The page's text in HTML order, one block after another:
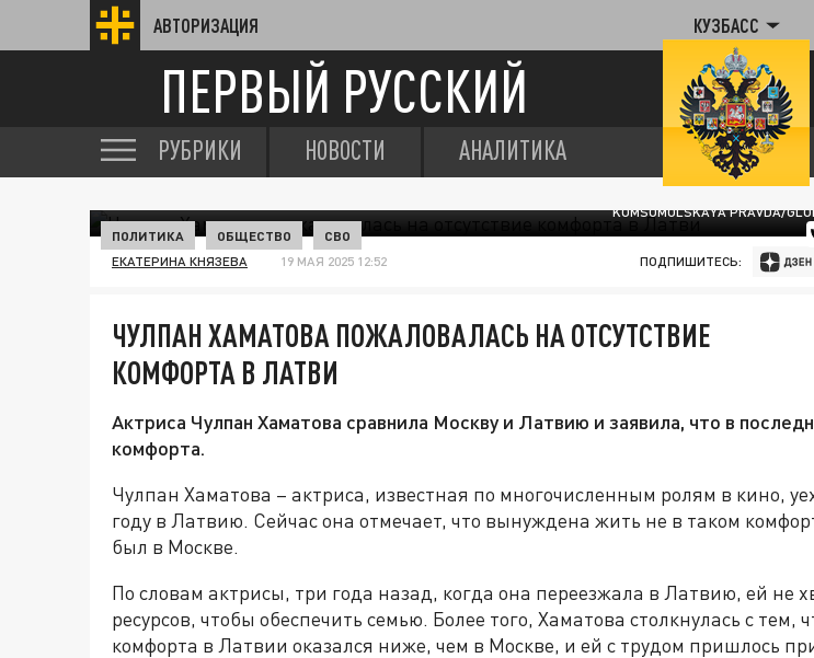
АВТОРИЗАЦИЯ КУЗБАСС
ПЕРВЫЙ РУССКИЙ
РУБРИКИ НОВОСТИ АНАЛИТИКА
KOMSOMOLSKAYA PRAVDA/
ПОЛИТИКА ОБЩЕСТВО СВО
ЕКАТЕРИНА КНЯЗЕВА 19 МАЯ 2025 12:52 ПОДПИШИТЕСЬ:
ЧУЛПАН ХАМАТОВА ПОЖАЛОВАЛАСЬ НА ОТСУТСТВИЕ
КОМФОРТА В ЛАТВИ
Актриса Чулпан Хаматова сравнила Москву и Латвию и заявила, что в
комфорта.
Чулпан Хаматова – актриса, известная по многочисленным ролям в кино,
году в Латвию. Сейчас она отмечает, что вынуждена жить не в таком
был в Москве.
По словам актрисы, три года назад, когда она переезжала в Латвию, ей не
ресурсов, чтобы обеспечить семью. Более того, Хаматова столкнулась с тем,
комфорта в Латвии оказался ниже, чем в Москве, и ей с трудом пришлось